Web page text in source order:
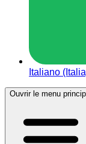
Italiano
Ouvrir le menu